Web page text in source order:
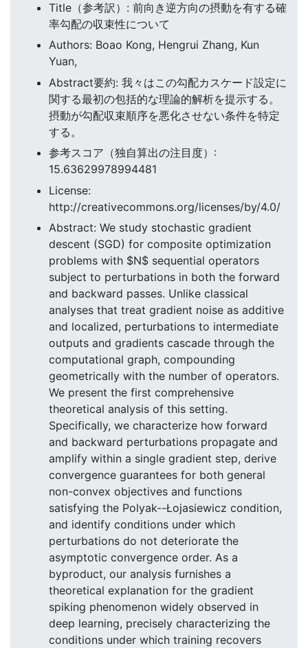
Title（参考訳）: 前向き逆方向の摂動を有する確
率勾配の収束性について
Authors: Boao Kong, Hengrui Zhang, Kun
Yuan,
Abstract要約: 我々はこの勾配カスケード設定に
関する最初の包括的な理論的解析を提示する。
摂動が勾配収束順序を悪化させない条件を特定
する。
参考スコア（独自算出の注目度）:
15.63629978994481
License:
http://creativecommons.org/licenses/by/4.0/
Abstract: We study stochastic gradient
descent (SGD) for composite optimization
problems with $N$ sequential operators
subject to perturbations in both the forward
and backward passes. Unlike classical
analyses that treat gradient noise as additive
and localized, perturbations to intermediate
outputs and gradients cascade through the
computational graph, compounding
geometrically with the number of operators.
We present the first comprehensive
theoretical analysis of this setting.
Specifically, we characterize how forward
and backward perturbations propagate and
amplify within a single gradient step, derive
convergence guarantees for both general
non-convex objectives and functions
satisfying the Polyak--Łojasiewicz condition,
and identify conditions under which
perturbations do not deteriorate the
asymptotic convergence order. As a
byproduct, our analysis furnishes a
theoretical explanation for the gradient
spiking phenomenon widely observed in
deep learning, precisely characterizing the
conditions under which training recovers